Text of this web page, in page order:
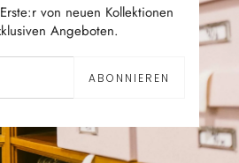
von neuen Kollektionen
Angeboten.
ABONNIEREN